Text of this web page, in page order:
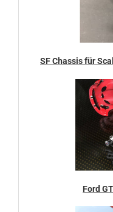
SF Chassis für
Ford